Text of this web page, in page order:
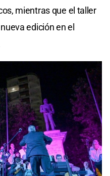
mientras que el taller
edición en el